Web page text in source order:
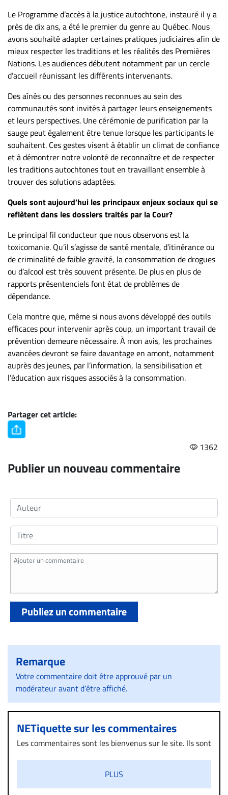
Le Programme d’accès à la justice autochtone, instauré il y a
près de dix ans, a été le premier du genre au Québec. Nous
avons souhaité adapter certaines pratiques judiciaires afin de
mieux respecter les traditions et les réalités des Premières
Nations. Les audiences débutent notamment par un cercle
d’accueil réunissant les différents intervenants.
Des aînés ou des personnes reconnues au sein des
communautés sont invités à partager leurs enseignements
et leurs perspectives. Une cérémonie de purification par la
sauge peut également être tenue lorsque les participants le
souhaitent. Ces gestes visent à établir un climat de confiance
et à démontrer notre volonté de reconnaître et de respecter
les traditions autochtones tout en travaillant ensemble à
trouver des solutions adaptées.
Quels sont aujourd’hui les principaux enjeux sociaux qui se
reflètent dans les dossiers traités par la Cour?
Le principal fil conducteur que nous observons est la
toxicomanie. Qu’il s’agisse de santé mentale, d’itinérance ou
de criminalité de faible gravité, la consommation de drogues
ou d’alcool est très souvent présente. De plus en plus de
rapports présentenciels font état de problèmes de
dépendance.
Cela montre que, même si nous avons développé des outils
efficaces pour intervenir après coup, un important travail de
prévention demeure nécessaire. À mon avis, les prochaines
avancées devront se faire davantage en amont, notamment
auprès des jeunes, par l’information, la sensibilisation et
l’éducation aux risques associés à la consommation.
Partager cet article:
1362
Publier un nouveau commentaire
Publiez un commentaire
Remarque
Votre commentaire doit être approuvé par un
modérateur avant d’être affiché.
NETiquette sur les commentaires
Les commentaires sont les bienvenus sur le site. Ils sont
diffamatoire. Si malgré cette politique de modération,
un commentaire publié sur le site vous dérange, prenez
PLUS